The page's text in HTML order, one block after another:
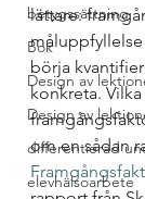
betygssättning
Bok
Design av
Design av
differentierad
elevhälsoarbete
lättare:
måluppfyllelse
börja
konkreta. Vilka
om en sådan